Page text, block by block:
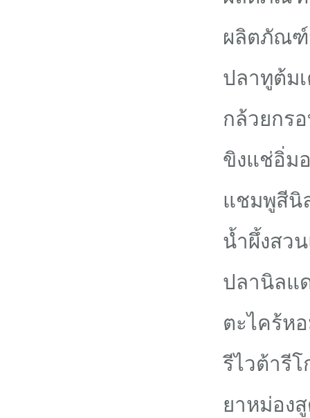
ผลิตภัณฑ์
ปลาทูต้ม
กล้วยกร
ขิงแช่อิ่ม
แชมพูสีนิ
น้ำผึ้งสว
ปลานิลแ
ตะไคร้ห
รีไวต้ารีโ
ยาหม่อง